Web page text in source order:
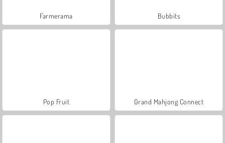
Farmerama Bubbits
Pop Fruit Grand Mahjong Connect